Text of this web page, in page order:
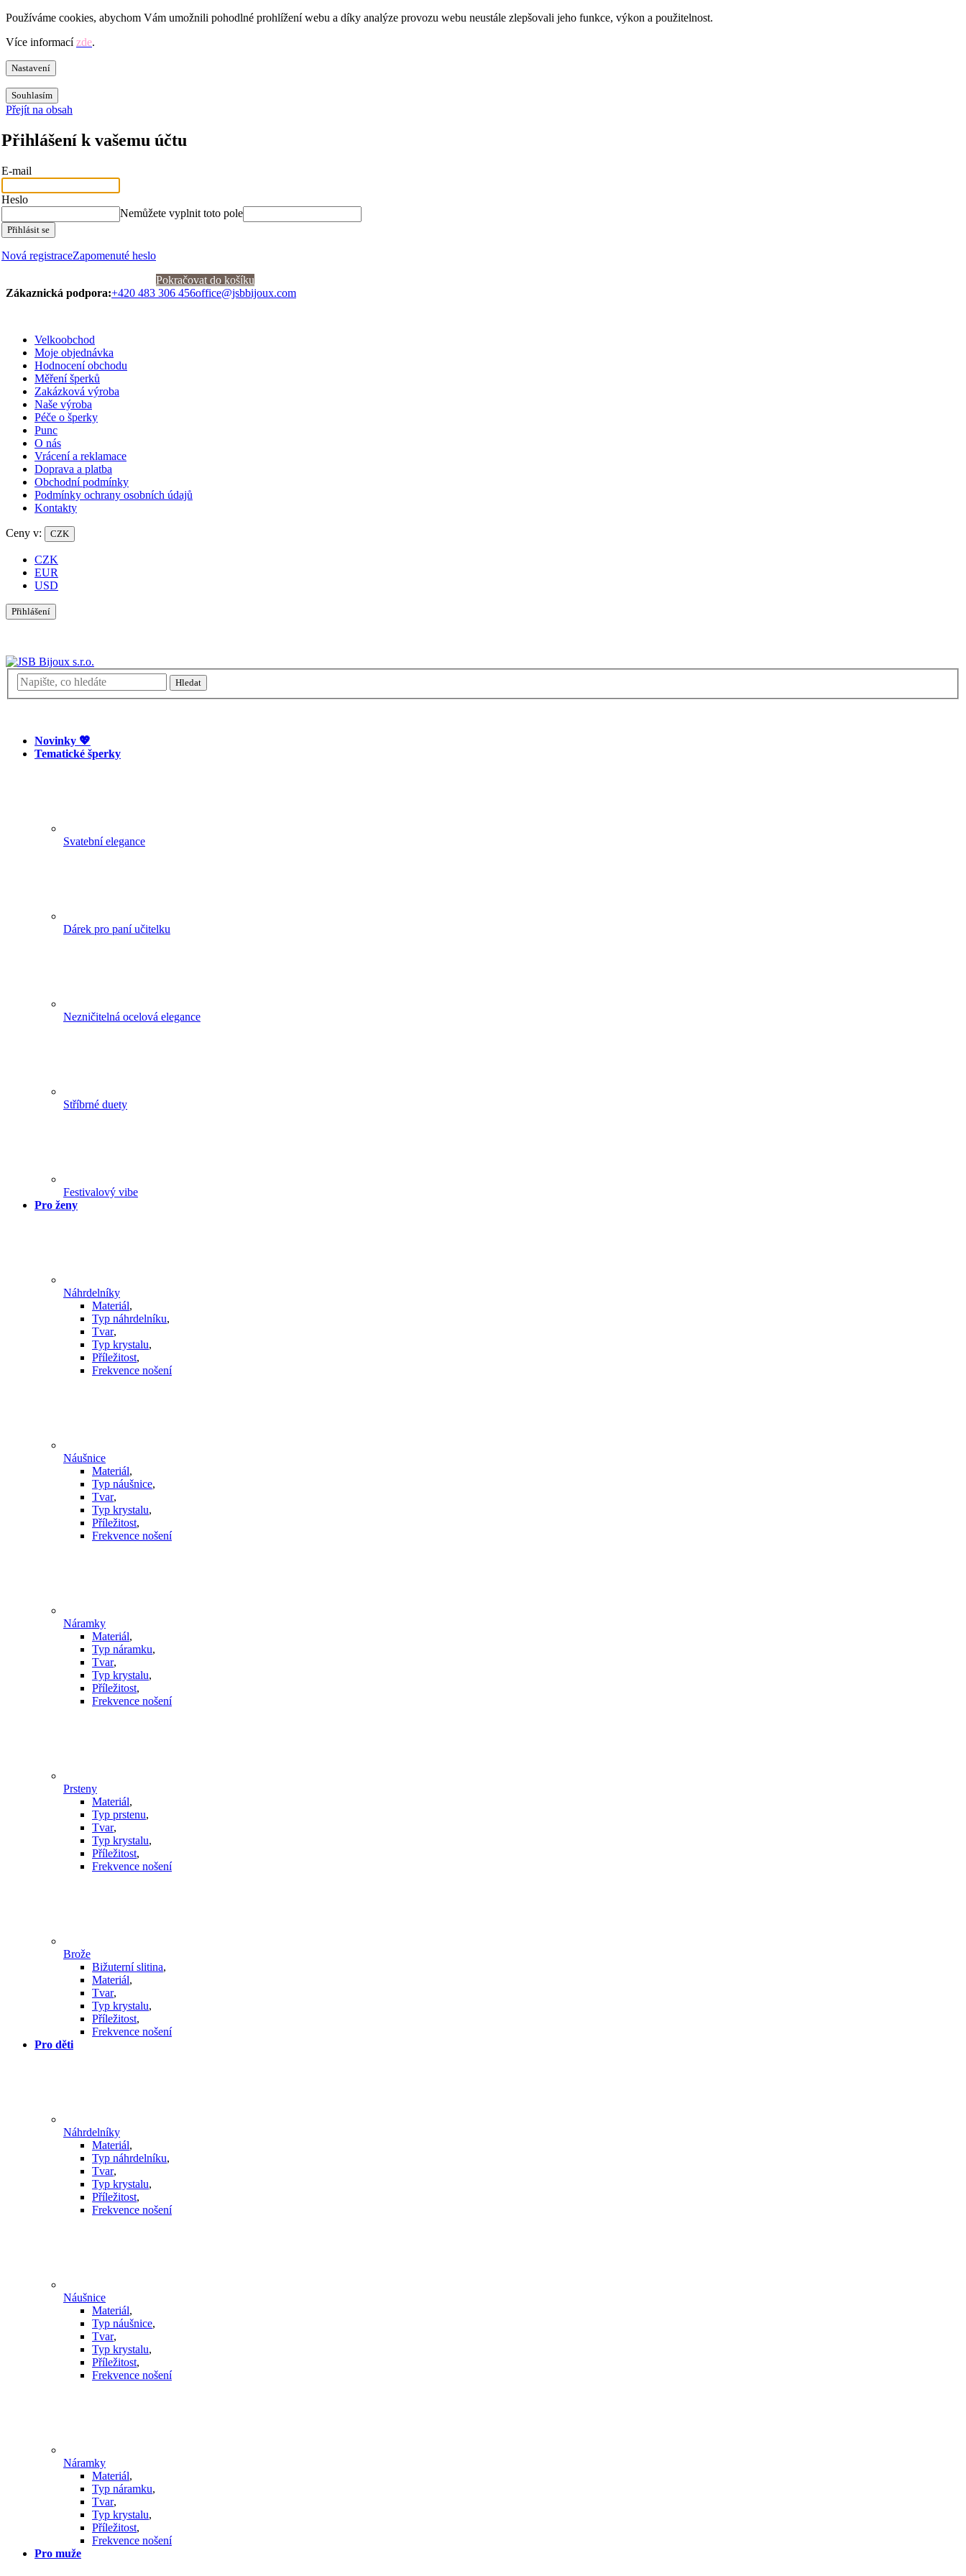
Používáme cookies, abychom Vám umožnili pohodlné prohlížení webu a díky analýze provozu webu neustále zlepšovali jeho funkce, výkon a použitelnost.
Více informacízde.
Nastavení
Souhlasím
Přejít na obsah
Přihlášení k vašemu účtu
E-mail
Heslo
Nemůžete vyplnit toto pole
Přihlásit se
Nová registraceZapomenuté heslo
Pokračovat do košíku
Zákaznická podpora:+420 483 306 456office@jsbbijoux.com
Velkoobchod
Moje objednávka
Hodnocení obchodu
Měření šperků
Zakázková výroba
Naše výroba
Péče o šperky
Punc
O nás
Vrácení a reklamace
Doprava a platba
Obchodní podmínky
Podmínky ochrany osobních údajů
Kontakty
Ceny v: CZK
CZK
EUR
USD
Přihlášení
Hledat
Novinky 💖
Tematické šperky
Svatební elegance
Dárek pro paní učitelku
Nezničitelná ocelová elegance
Stříbrné duety
Festivalový vibe
Pro ženy
Náhrdelníky
Materiál,
Typ náhrdelníku,
Tvar,
Typ krystalu,
Příležitost,
Frekvence nošení
Náušnice
Materiál,
Typ náušnice,
Tvar,
Typ krystalu,
Příležitost,
Frekvence nošení
Náramky
Materiál,
Typ náramku,
Tvar,
Typ krystalu,
Příležitost,
Frekvence nošení
Prsteny
Materiál,
Typ prstenu,
Tvar,
Typ krystalu,
Příležitost,
Frekvence nošení
Brože
Bižuterní slitina,
Materiál,
Tvar,
Typ krystalu,
Příležitost,
Frekvence nošení
Pro děti
Náhrdelníky
Materiál,
Typ náhrdelníku,
Tvar,
Typ krystalu,
Příležitost,
Frekvence nošení
Náušnice
Materiál,
Typ náušnice,
Tvar,
Typ krystalu,
Příležitost,
Frekvence nošení
Náramky
Materiál,
Typ náramku,
Tvar,
Typ krystalu,
Příležitost,
Frekvence nošení
Pro muže